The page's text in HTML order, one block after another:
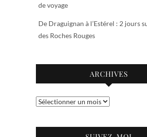
de voyage
De Draguignan à l’Estérel : 2 jours
des Roches Rouges
ARCHIVES
Archives